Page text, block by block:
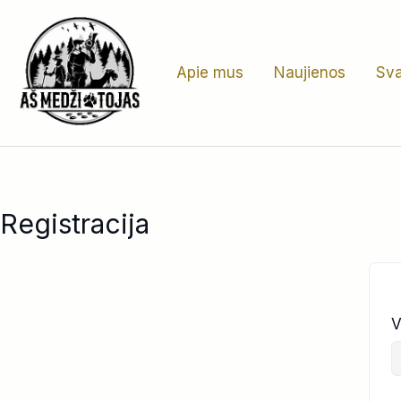
turinio
Apie mus
Naujienos
Registracija